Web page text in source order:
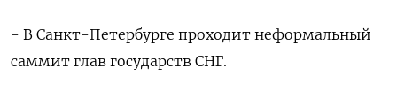
- В Санкт-Петербурге проходит неформальный
саммит глав государств СНГ.